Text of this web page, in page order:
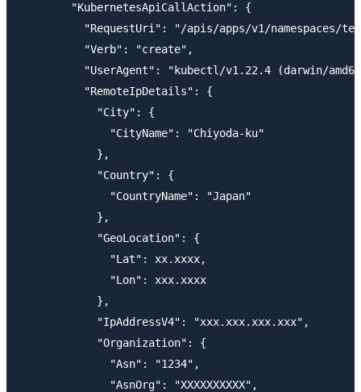
        "KubernetesApiCallAction": {
"RequestUri": "/apis/apps/v1/namespaces/
          "Verb": "create",
"UserAgent": "kubectl/v1.22.4 (darwin/
          "RemoteIpDetails": {
            "City": {
              "CityName": "Chiyoda-ku"
            },
            "Country": {
              "CountryName": "Japan"
            },
            "GeoLocation": {
              "Lat": xx.xxxx,
              "Lon": xxx.xxxx
            },
            "IpAddressV4": "xxx.xxx.xxx.xxx",
            "Organization": {
              "Asn": "1234",
              "AsnOrg": "XXXXXXXXXX",